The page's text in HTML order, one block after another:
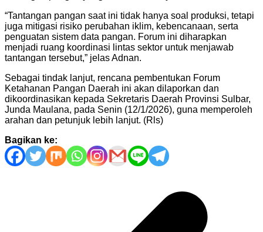
“Tantangan pangan saat ini tidak hanya soal produksi, tetapi
juga mitigasi risiko perubahan iklim, kebencanaan, serta
penguatan sistem data pangan. Forum ini diharapkan
menjadi ruang koordinasi lintas sektor untuk menjawab
tantangan tersebut,” jelas Adnan.
Sebagai tindak lanjut, rencana pembentukan Forum
Ketahanan Pangan Daerah ini akan dilaporkan dan
dikoordinasikan kepada Sekretaris Daerah Provinsi Sulbar,
Junda Maulana, pada Senin (12/1/2026), guna memperoleh
arahan dan petunjuk lebih lanjut. (Rls)
Bagikan ke: